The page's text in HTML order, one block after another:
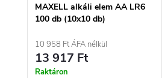
MAXELL alkáli elem AA LR6
100 db (10x10 db)
10 958 Ft ÁFA nélkül
13 917 Ft
Raktáron